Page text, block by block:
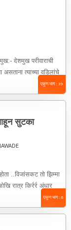
देशमुख परीवाराची
असताना त्याच्या वडिलांचे
एकूण भाग : 39
सुटका
..विजांसकट तो झिम्मा
रात्र किर्रर्र अंधार
एकूण भाग : 6